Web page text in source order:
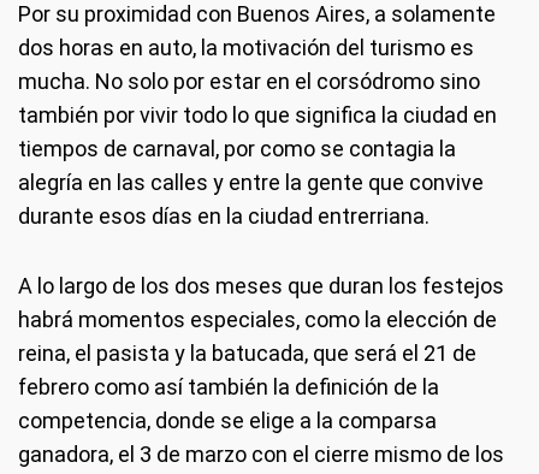
Por su proximidad con Buenos Aires, a solamente
dos horas en auto, la motivación del turismo es
mucha. No solo por estar en el corsódromo sino
también por vivir todo lo que significa la ciudad en
tiempos de carnaval, por como se contagia la
alegría en las calles y entre la gente que convive
durante esos días en la ciudad entrerriana.
A lo largo de los dos meses que duran los festejos
habrá momentos especiales, como la elección de
reina, el pasista y la batucada, que será el 21 de
febrero como así también la definición de la
competencia, donde se elige a la comparsa
ganadora, el 3 de marzo con el cierre mismo de los